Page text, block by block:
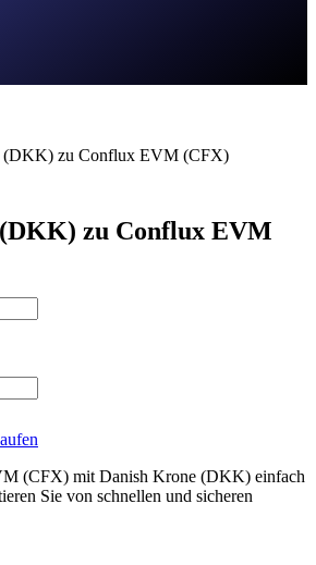
(DKK) zu Conflux EVM (CFX)
zu Conflux EVM
(CFX) mit Danish Krone (DKK) einfach
Sie von schnellen und sicheren